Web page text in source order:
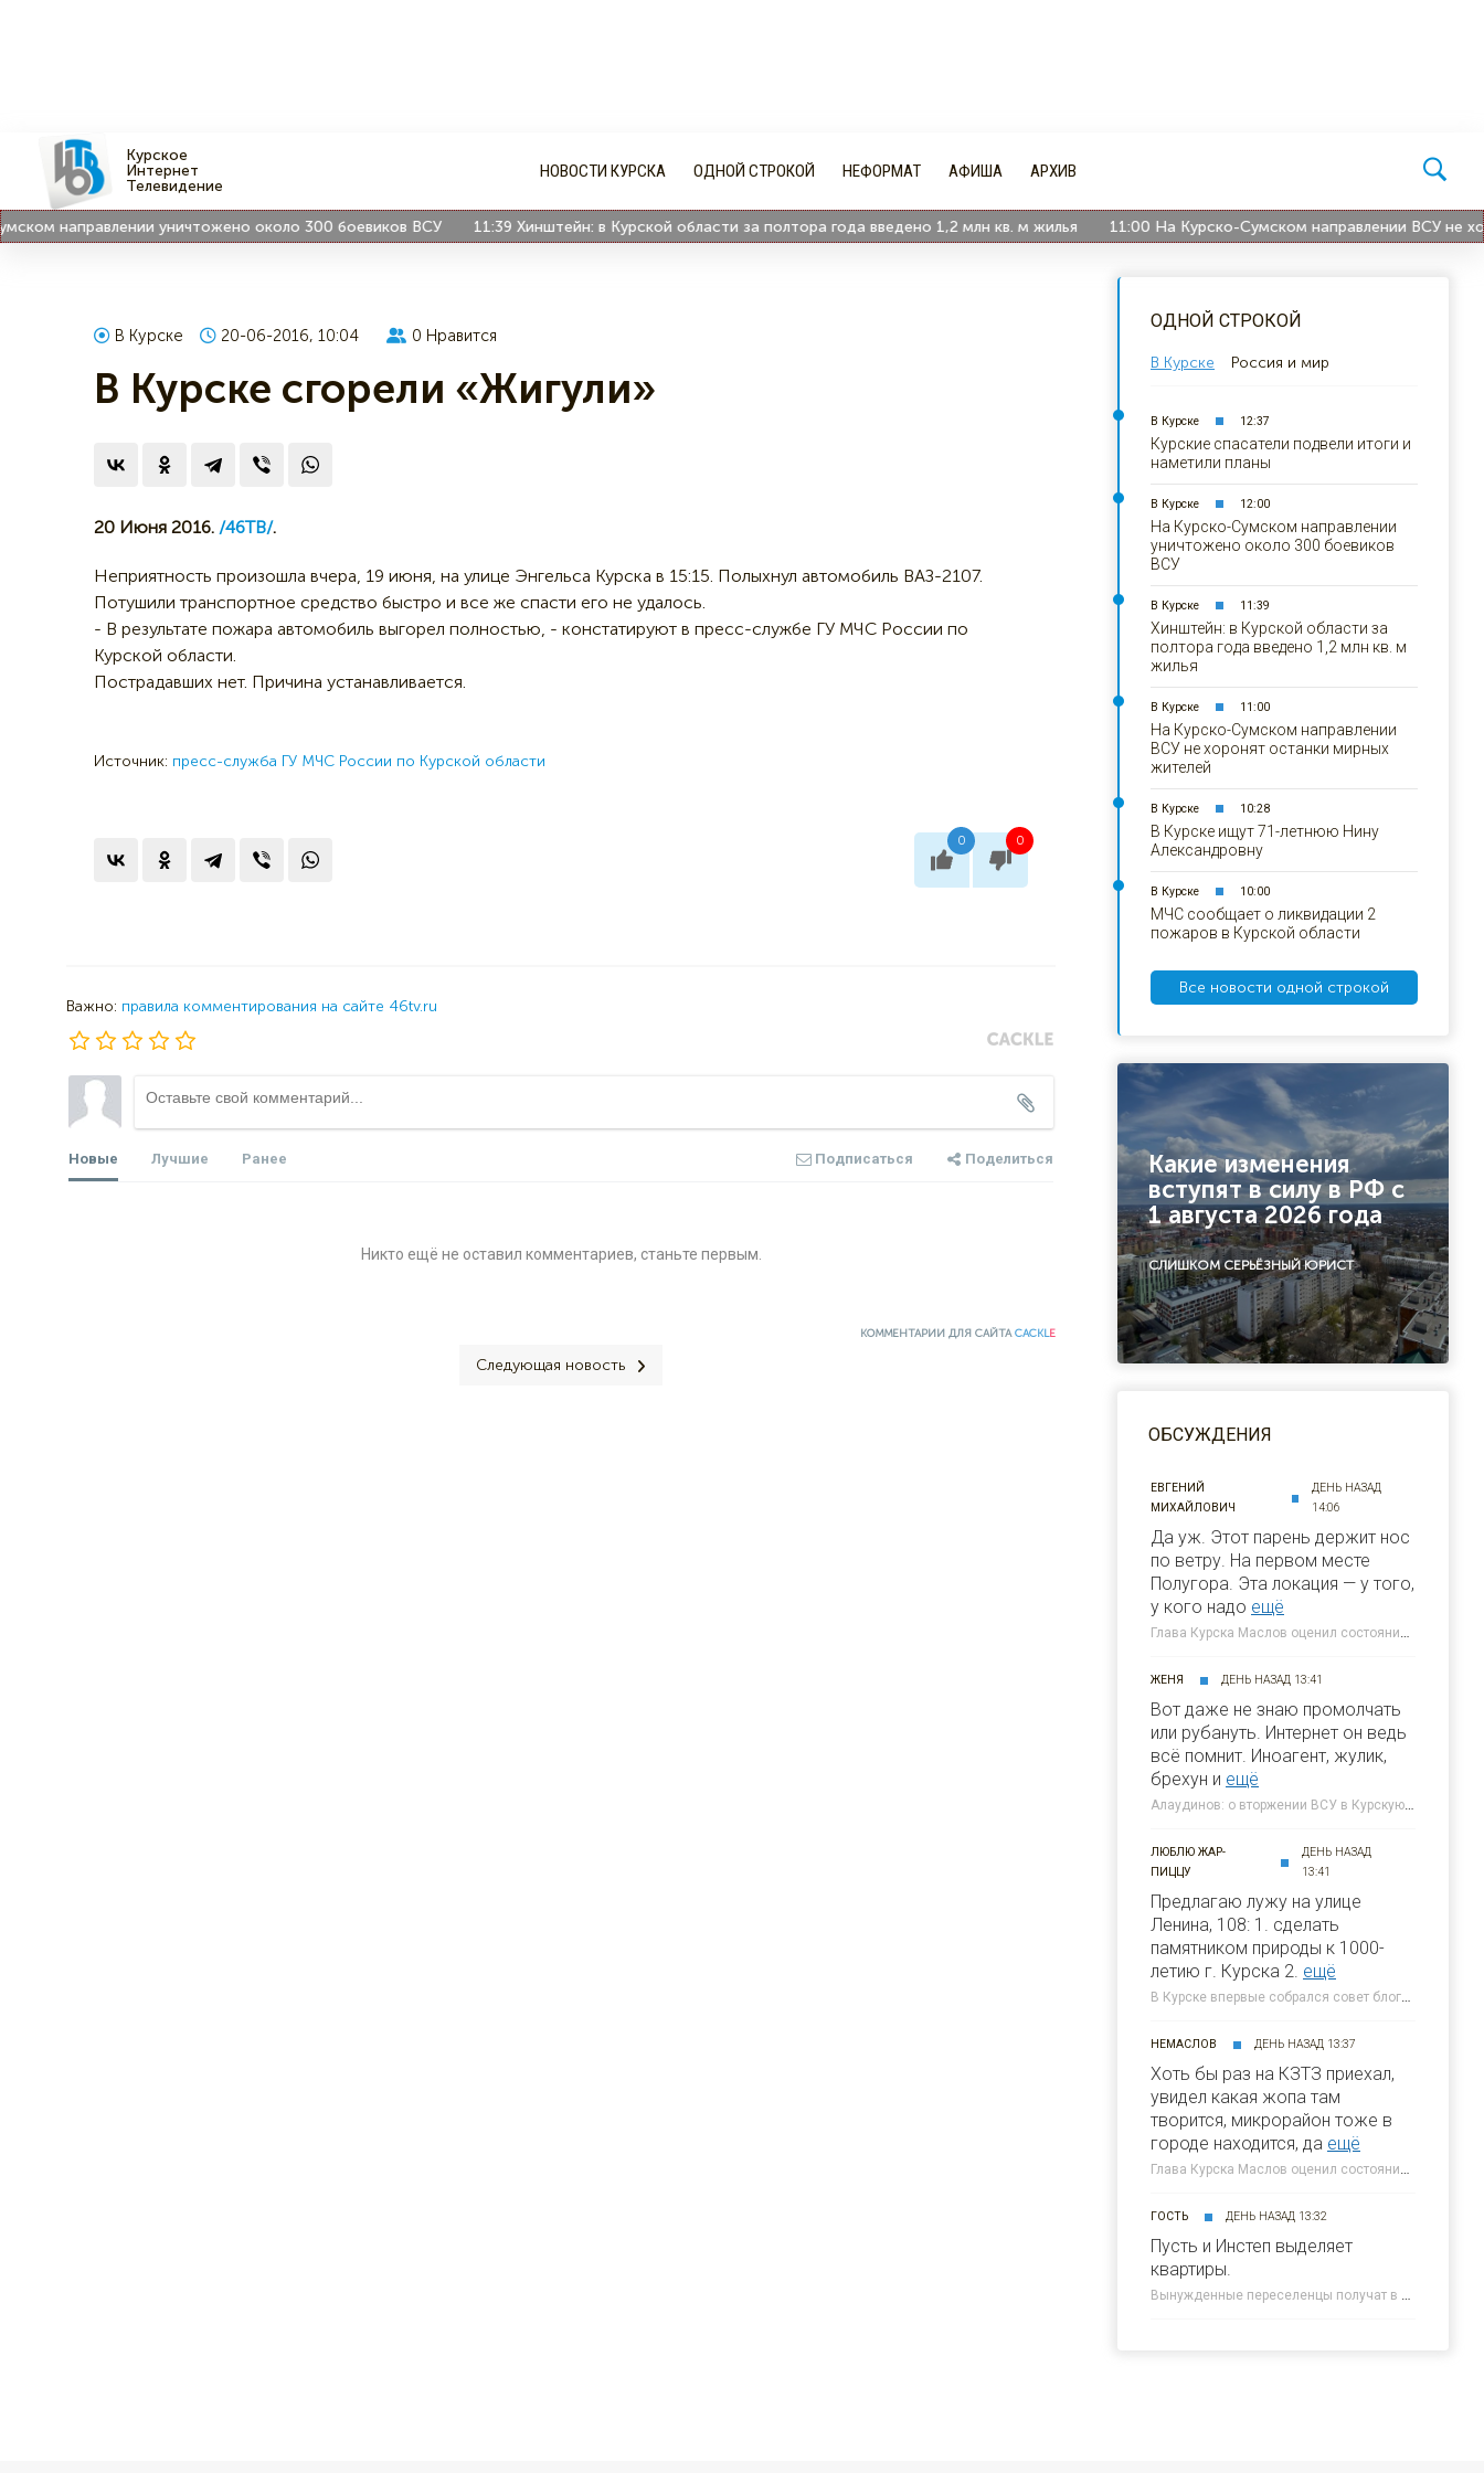
Курское
Интернет
Телевидение
НОВОСТИ КУРСКА ОДНОЙ СТРОКОЙ НЕФОРМАТ АФИША АРХИВ
направлении уничтожено около 300 боевиков ВСУ 11:39 Хинштейн: в Курской области за полтора года введено 1,2 млн кв. м жилья 11:00 На Курско-Сумском направлении ВСУ не
В Курске 20-06-2016, 10:04 0 Нравится
В Курске сгорели «Жигули»
20 Июня 2016. /46ТВ/.
Неприятность произошла вчера, 19 июня, на улице Энгельса Курска в 15:15. Полыхнул автомобиль ВАЗ-2107.
Потушили транспортное средство быстро и все же спасти его не удалось.
- В результате пожара автомобиль выгорел полностью, - констатируют в пресс-службе ГУ МЧС России по
Курской области.
Пострадавших нет. Причина устанавливается.
Источник: пресс-служба ГУ МЧС России по Курской области
0 0
Важно: правила комментирования на сайте 46tv.ru
Новые Лучшие Ранее Подписаться Поделиться
Никто ещё не оставил комментариев, станьте первым.
КОММЕНТАРИИ ДЛЯ САЙТАCACKLE
Следующая новость
ОДНОЙ СТРОКОЙ
В Курске Россия и мир
В Курске 12:37
Курские спасатели подвели итоги и
наметили планы
В Курске 12:00
На Курско-Сумском направлении
уничтожено около 300 боевиков
ВСУ
В Курске 11:39
Хинштейн: в Курской области за
полтора года введено 1,2 млн кв. м
жилья
В Курске 11:00
На Курско-Сумском направлении
ВСУ не хоронят останки мирных
жителей
В Курске 10:28
В Курске ищут 71-летнюю Нину
Александровну
В Курске 10:00
МЧС сообщает о ликвидации 2
пожаров в Курской области
Все новости одной строкой
Какие изменения
вступят в силу в РФ с
1 августа 2026 года
СЛИШКОМ СЕРЬЁЗНЫЙ ЮРИСТ
ОБСУЖДЕНИЯ
ЕВГЕНИЙ
МИХАЙЛОВИЧ
ДЕНЬ НАЗАД
14:06
Да уж. Этот парень держит нос
по ветру. На первом месте
Полугора. Этa локация — у того,
у кого надо ещё
Глава Курска Маслов оценил состояние требующих благоустройства локаций » 46ТВ Курское Интернет Телевидение
ЖЕНЯ ДЕНЬ НАЗАД 13:41
Вот даже не знаю промолчать
или рубануть. Интернет он ведь
всё помнит. Иноагент, жулик,
брехун и ещё
Алаудинов: о вторжении ВСУ в Курскую область я узнал от гражданских людей » 46ТВ Курское Интернет Телевидение
ЛЮБЛЮ ЖАР-
ПИЦЦУ
ДЕНЬ НАЗАД
13:41
Предлагаю лужу на улице
Ленина, 108: 1. сделать
памятником природы к 1000-
летию г. Курска 2. ещё
В Курске впервые собрался совет блогеров при главе города » 46ТВ Курское Интернет Телевидение
НЕМАСЛОВ ДЕНЬ НАЗАД 13:37
Хоть бы раз на КЗТЗ приехал,
увидел какая жопа там
творится, микрорайон тоже в
городе находится, да ещё
Глава Курска Маслов оценил состояние требующих благоустройства локаций » 46ТВ Курское Интернет Телевидение
ГОСТЬ ДЕНЬ НАЗАД 13:32
Пусть и Инстеп выделяет
квартиры.
Вынужденные переселенцы получат в Курске около 300 квартир от КПД » 46ТВ Курское Интернет Телевидение